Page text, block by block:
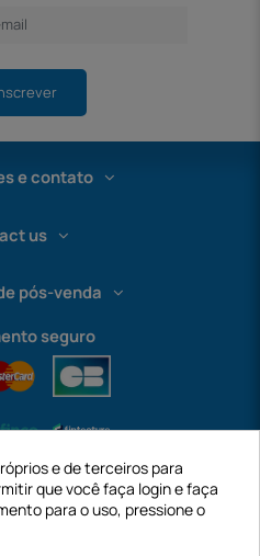
e contato
us
pós-venda
seguro
e de terceiros para
que você faça login e faça
para o uso, pressione o